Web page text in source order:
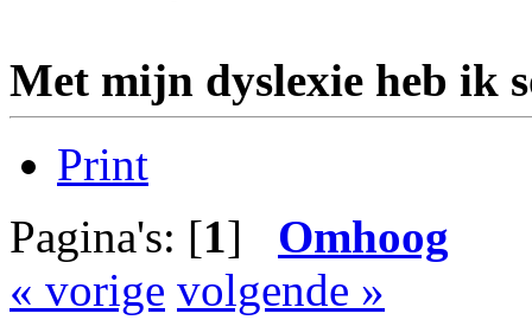
Met mijn dyslexie heb ik
Print
Pagina's: [1] Omhoog
« vorige volgende »